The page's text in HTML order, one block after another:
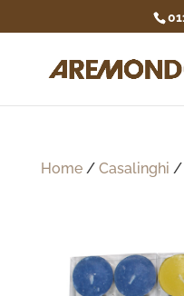
Home/ Casalinghi /